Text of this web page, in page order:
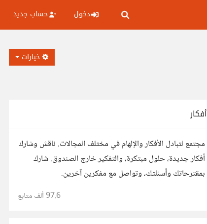
دخول حساب جديد
خيارات
أفكار
مجتمع لتبادل الأفكار والإلهام في مختلف المجالات. ناقش وشارك
أفكار جديدة، حلول مبتكرة، والتفكير خارج الصندوق. شارك
بمقترحاتك وأسئلتك، وتواصل مع مفكرين آخرين.
97.6 ألف متابع